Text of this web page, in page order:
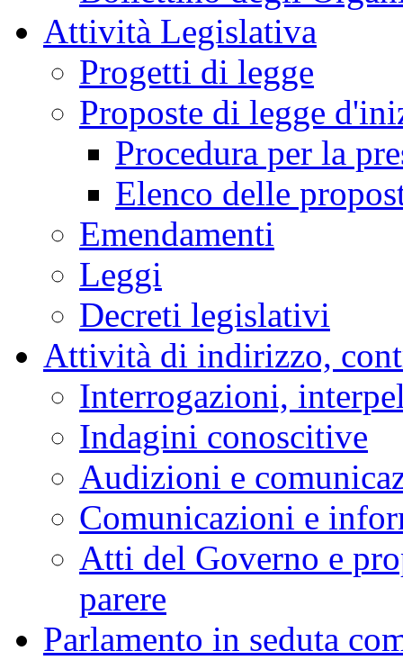
Attività Legislativa
Progetti di legge
Proposte di legge
Procedura per la
Elenco delle
Emendamenti
Leggi
Decreti legislativi
Attività di indirizzo,
Interrogazioni,
Indagini conoscitive
Audizioni e
Comunicazioni e
Atti del Governo e
parere
Parlamento in seduta